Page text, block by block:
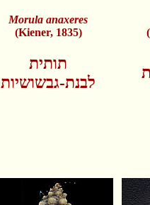
Morula anaxeres
(Kiener, 1835)
תותית
לבנת-גבשושיות